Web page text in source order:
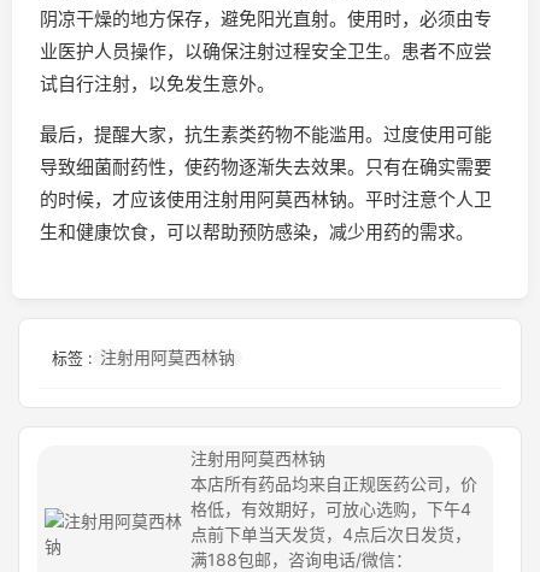
阴凉干燥的地方保存，避免阳光直射。使用时，必须由专
业医护人员操作，以确保注射过程安全卫生。患者不应尝
试自行注射，以免发生意外。
最后，提醒大家，抗生素类药物不能滥用。过度使用可能
导致细菌耐药性，使药物逐渐失去效果。只有在确实需要
的时候，才应该使用注射用阿莫西林钠。平时注意个人卫
生和健康饮食，可以帮助预防感染，减少用药的需求。
标签 : 注射用阿莫西林钠
注射用阿莫西林钠
本店所有药品均来自正规医药公司，价
格低，有效期好，可放心选购，下午4
点前下单当天发货，4点后次日发货，
满188包邮，咨询电话/微信：